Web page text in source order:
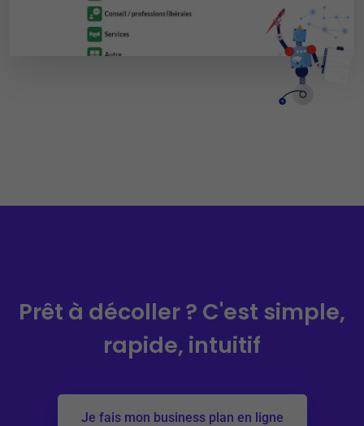
Prêt à décoller ? C'est simple,
rapide, intuitif
Je fais mon business plan en ligne